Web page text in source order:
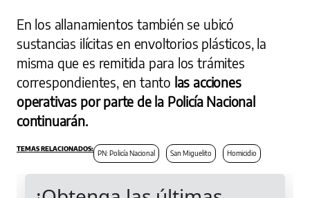
En los allanamientos también se ubicó
sustancias ilícitas en envoltorios plásticos, la
misma que es remitida para los trámites
correspondientes, en tanto las acciones
operativas por parte de la Policía Nacional
continuarán.
PN: Policía Nacional San Miguelito Homicidio